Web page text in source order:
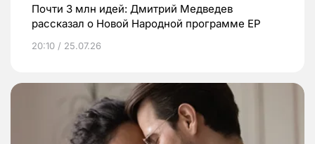
Почти 3 млн идей: Дмитрий Медведев
рассказал о Новой Народной программе ЕР
20:10 / 25.07.26